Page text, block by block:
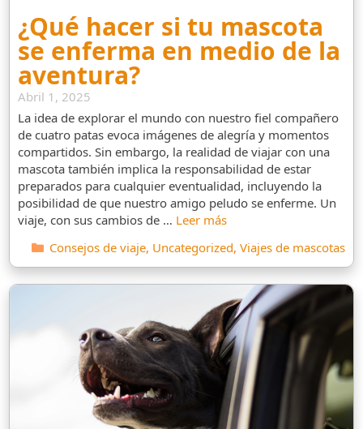
¿Qué hacer si tu mascota
se enferma en medio de la
aventura?
Abril 1, 2025
La idea de explorar el mundo con nuestro fiel compañero
de cuatro patas evoca imágenes de alegría y momentos
compartidos. Sin embargo, la realidad de viajar con una
mascota también implica la responsabilidad de estar
preparados para cualquier eventualidad, incluyendo la
posibilidad de que nuestro amigo peludo se enferme. Un
viaje, con sus cambios de … Leer más
Categorías
Consejos de viaje, Uncategorized, Viajes de mascotas